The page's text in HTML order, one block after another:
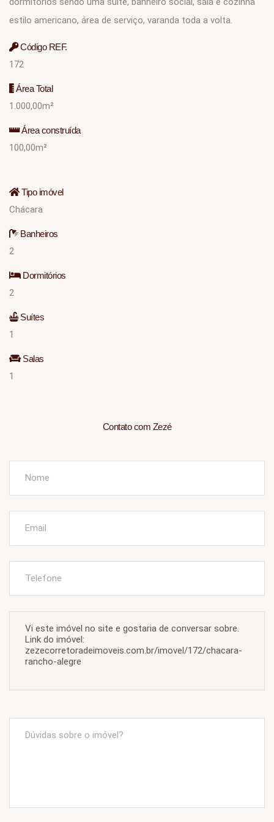
estilo americano, área de serviço, varanda toda a volta.
Código REF.
172
Área Total
1.000,00m²
Área construída
100,00m²
Tipo imóvel
Chácara
Banheiros
2
Dormitórios
2
Suítes
1
Salas
1
Contato com Zezé